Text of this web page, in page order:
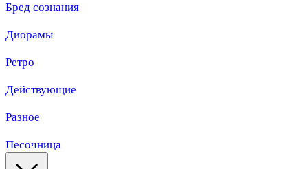
Бред сознания
Диорамы
Ретро
Действующие
Разное
Песочница